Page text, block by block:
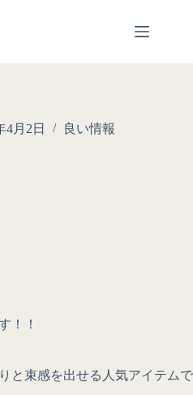
4月2日 良い情報
！！
と束感を出せる人気アイテムで